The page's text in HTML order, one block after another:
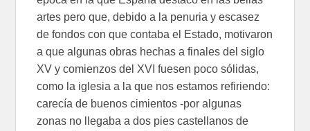
artes pero que, debido a la penuria y escasez
de fondos con que contaba el Estado, motivaron
a que algunas obras hechas a finales del siglo
XV y comienzos del XVI fuesen poco sólidas,
como la iglesia a la que nos estamos refiriendo:
carecía de buenos cimientos -por algunas
zonas no llegaba a dos pies castellanos de